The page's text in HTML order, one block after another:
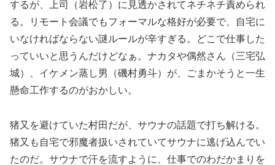
するが、上司（岩松了）に見透かされてネチネチ責められ
る。リモート会議でもフォーマルな格好が必要で、自宅に
いなければならない謎ルールが辛すぎる。どこで仕事した
っていいと思うんだけどなぁ。ナカタや偶然さん（三宅弘
城）、イケメン蒸し男（磯村勇斗）が、ごまかそうと一生
懸命工作するのがおかしい。
猪又を避けていた村田だが、サウナの話題で打ち解ける。
猪又も自宅で邪魔者扱いされていてサウナに逃げ込んでい
たのだ。サウナで汗を流すように、仕事でのわだかまりを